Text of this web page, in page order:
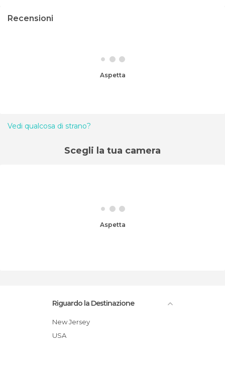
Recensioni
Aspetta
Vedi qualcosa di strano?
Scegli la tua camera
Aspetta
Riguardo la Destinazione
New Jersey
USA